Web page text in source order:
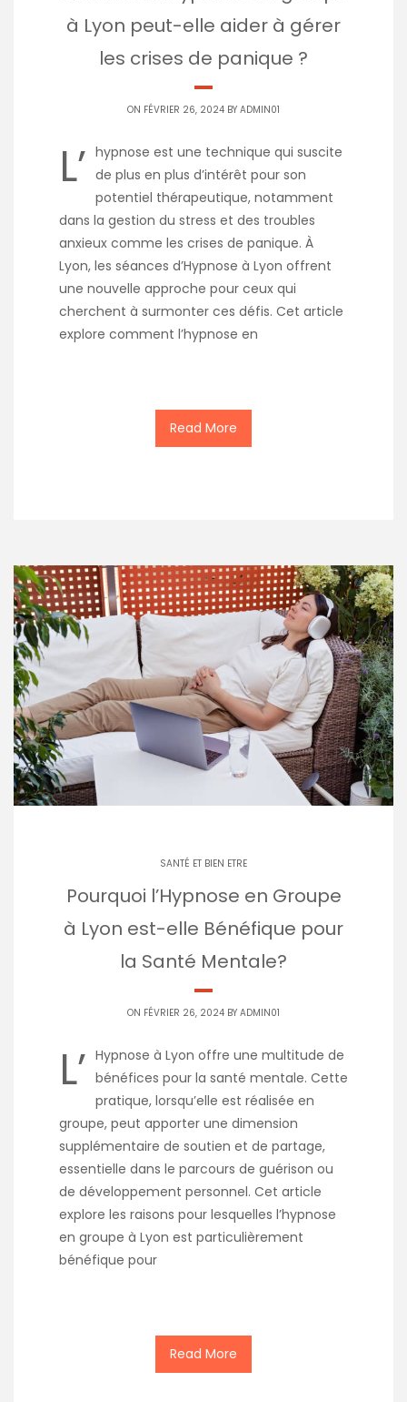
à Lyon peut-elle aider à gérer
les crises de panique ?
ON FÉVRIER 26, 2024 BY ADMIN01
L’ hypnose est une technique qui suscite
de plus en plus d’intérêt pour son
potentiel thérapeutique, notamment
dans la gestion du stress et des troubles
anxieux comme les crises de panique. À
Lyon, les séances d’Hypnose à Lyon offrent
une nouvelle approche pour ceux qui
cherchent à surmonter ces défis. Cet article
explore comment l’hypnose en
Read More
SANTÉ ET BIEN ETRE
Pourquoi l’Hypnose en Groupe
à Lyon est-elle Bénéfique pour
la Santé Mentale?
ON FÉVRIER 26, 2024 BY ADMIN01
L’ Hypnose à Lyon offre une multitude de
bénéfices pour la santé mentale. Cette
pratique, lorsqu’elle est réalisée en
groupe, peut apporter une dimension
supplémentaire de soutien et de partage,
essentielle dans le parcours de guérison ou
de développement personnel. Cet article
explore les raisons pour lesquelles l’hypnose
en groupe à Lyon est particulièrement
bénéfique pour
Read More